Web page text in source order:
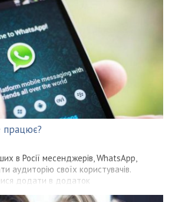
працює?
в Росії месенджерів, WhatsApp,
аудиторію своїх користувачів.
додати в додаток